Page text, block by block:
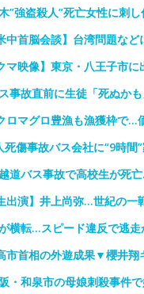
”強盗殺人”死亡女性に刺
首脳会談】台湾問題など
映像】東京・八王子市に
事故直前に生徒「死ぬか
マグロ豊漁も漁獲枠で…
傷事故バス会社に“9時間
道バス事故で高校生が死
出演】井上尚弥…世紀の一
横転…スピード違反で逃
首相の外遊成果▼櫻井翔
・和泉市の母娘刺殺事件